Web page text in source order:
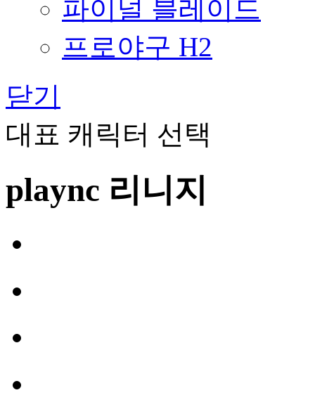
파이널 블레이드
프로야구 H2
닫기
대표 캐릭터 선택
plaync 리니지